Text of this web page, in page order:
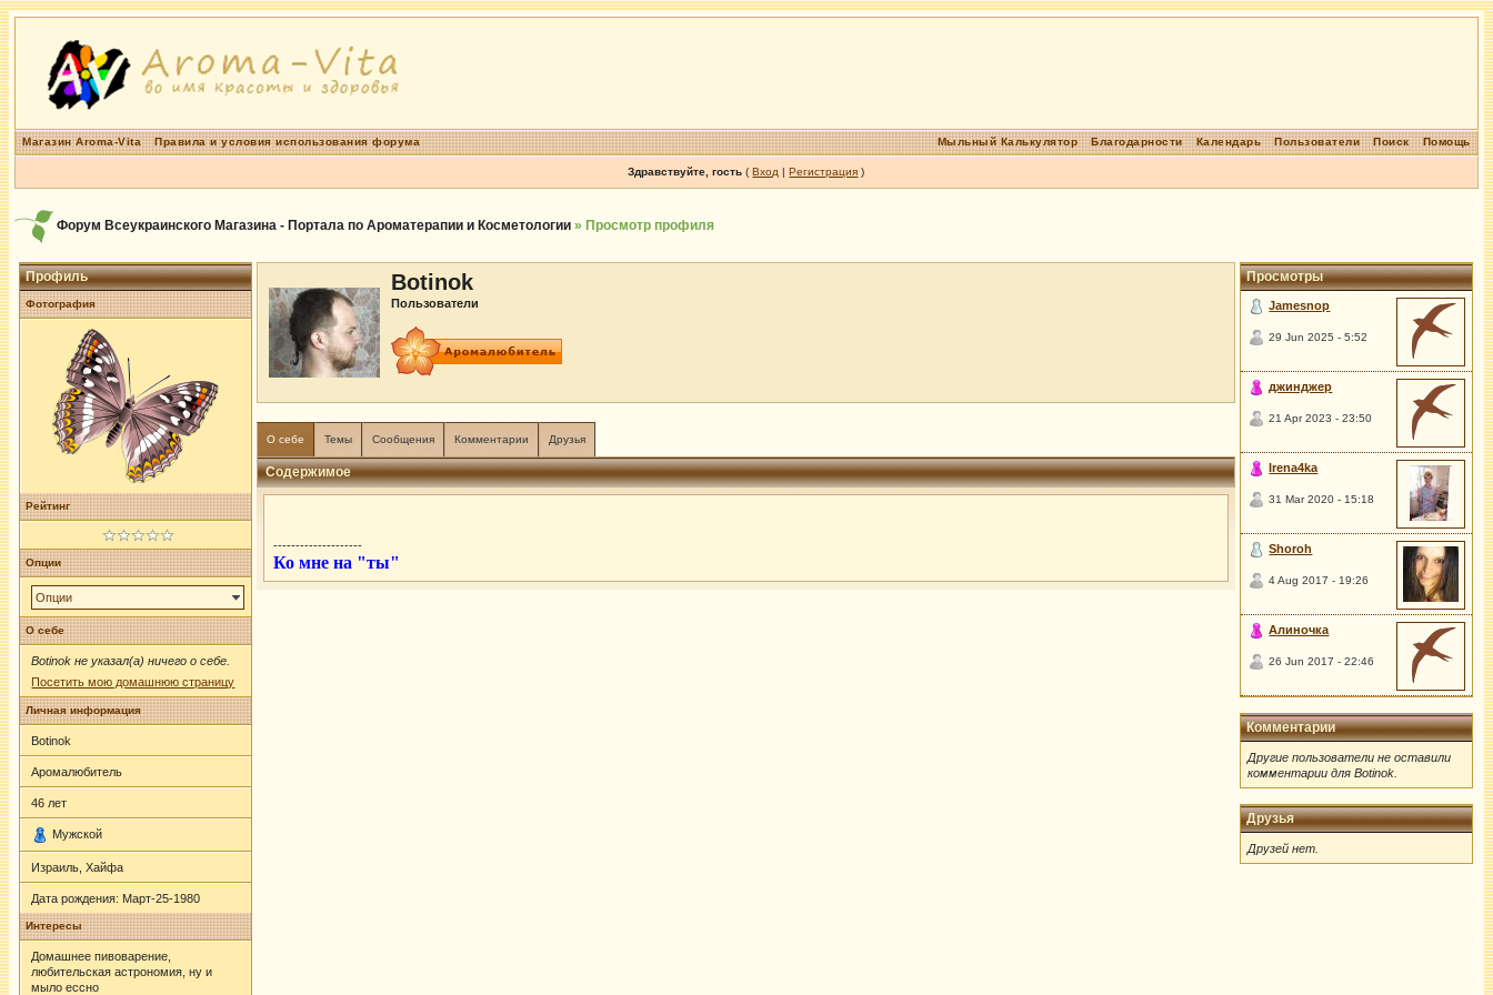
Магазин Aroma-Vita Правила и условия использования форума Помощь
Поиск
Пользователи
Календарь
Благодарности
Мыльный Калькулятор
Здравствуйте, гость (Вход |Регистрация )
Форум Всеукраинского Магазина - Портала по Ароматерапии и Косметологии » Просмотр профиля
Профиль
Фотография
Рейтинг
Опции
Опции
О себе
Botinok не указал(а) ничего о себе.
Посетить мою домашнюю страницу
Личная информация
Botinok
Аромалюбитель
46 лет
Мужской
Израиль, Хайфа
Дата рождения: Март-25-1980
Интересы
Домашнее пивоварение,
любительская астрономия, ну и
мыло ессно
Botinok
Пользователи
О себе Темы Сообщения Комментарии Друзья
Содержимое
--------------------
Ко мне на "ты"
Просмотры
Jamesnop
29 Jun 2025 - 5:52
джинджер
21 Apr 2023 - 23:50
Irena4ka
31 Mar 2020 - 15:18
Shoroh
4 Aug 2017 - 19:26
Алиночка
26 Jun 2017 - 22:46
Комментарии
Другие пользователи не оставили
комментарии для Botinok.
Друзья
Друзей нет.